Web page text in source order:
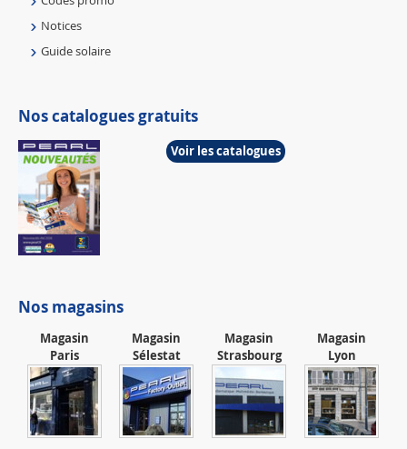
Notices
Guide solaire
Nos catalogues gratuits
Voir les catalogues
Nos magasins
Magasin
Paris
Magasin
Sélestat
Magasin
Strasbourg
Magasin
Lyon